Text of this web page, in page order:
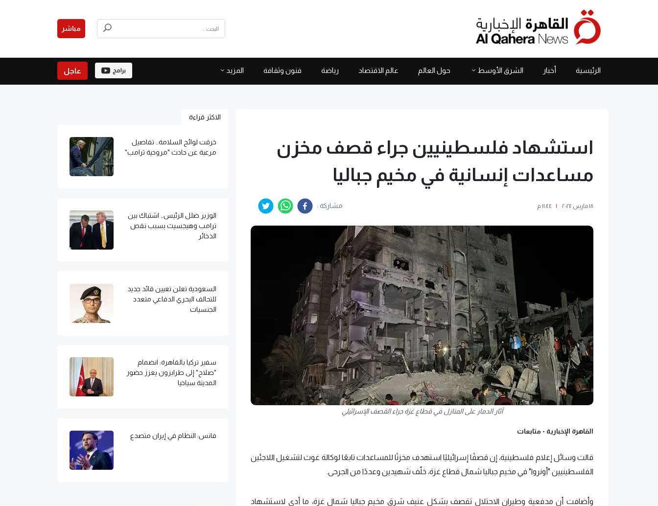
مباشر
الرئيسية أخبار الشرق الأوسط حول العالم عالم الاقتصاد رياضة فنون وثقافة المزيد برامج عاجل
استشهاد فلسطينيين جراء قصف مخزن
مساعدات إنسانية في مخيم جباليا
١٨ مارس ٢٠٢٤ | ١١:٤٤ م مشاركة :
آثار الدمار على المنازل في قطاع غزة جراء القصف الإسرائيلي
القاهرة الإخبارية - متابعات
قالت وسائل إعلام فلسطينية، إن قصفًا إسرائيليًا استهدف مخزنًا للمساعدات تابعًا لوكالة غوث لتشغيل اللاجئين
الفلسطينيين "أونروا" في مخيم جباليا شمال قطاع غزة، خلّف شهيدين وعددًا من الجرحى.
وأضافت أن مدفعية وطيران الاحتلال تقصف بشكل عنيف شرق مخيم جباليا شمال غزة، ما أدى لاستشهاد
الاكثر قراءة
خرقت لوائح السلامة.. تفاصيل
مرعبة عن حادث "مروحية ترامب"
الوزير ضلل الرئيس.. اشتباك بين
ترامب وهيجسيث بسبب نقص
الذخائر
السعودية تعلن تعيين قائد جديد
للتحالف البحري الدفاعي متعدد
الجنسيات
سفير تركيا بالقاهرة: انضمام
"صلاح" إلى طرابزون يعزز حضور
المدينة سياحيا
فانس: النظام في إيران متصدع